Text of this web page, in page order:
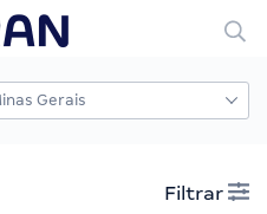
Filtrar